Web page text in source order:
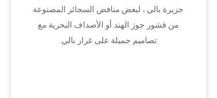
جزيرة بالي ، لبعض منافض السجائر المصنوعة
من قشور جوز الهند أو الأصداف البحرية مع
تصاميم جميلة على غرار بالي.